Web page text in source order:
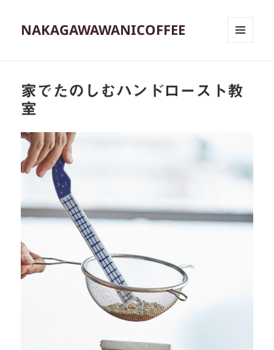
NAKAGAWAWANICOFFEE
家でたのしむハンドロースト教
室